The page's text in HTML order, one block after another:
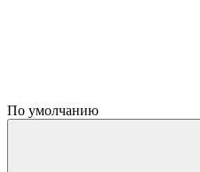
По умолчанию